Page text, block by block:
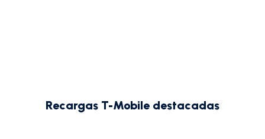
Recargas T-Mobile destacadas